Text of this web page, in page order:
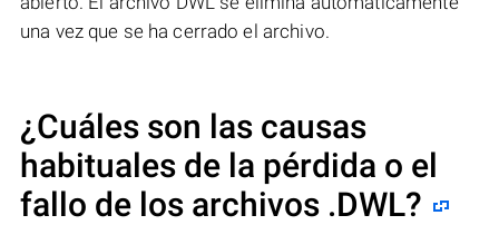
una vez que se ha cerrado el archivo.
¿Cuáles son las causas
habituales de la pérdida o el
fallo de los archivos .DWL?